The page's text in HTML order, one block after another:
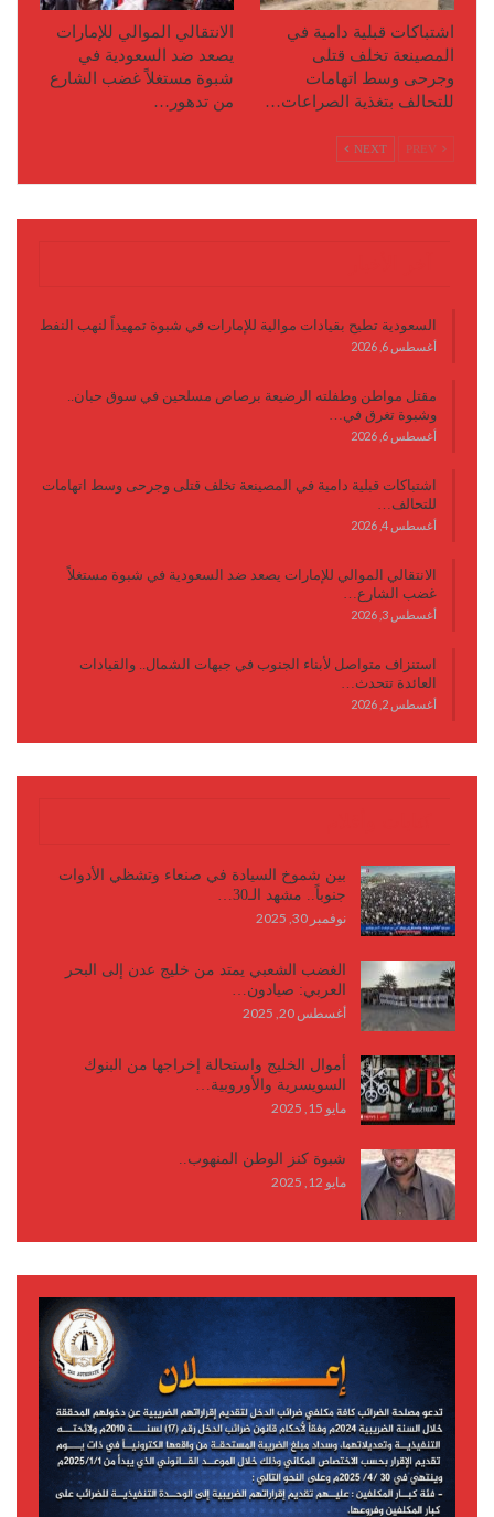
اشتباكات قبلية دامية في
المصينعة تخلف قتلى
وجرحى وسط اتهامات
للتحالف بتغذية الصراعات…
الانتقالي الموالي للإمارات
يصعد ضد السعودية في
شبوة مستغلاً غضب الشارع
من تدهور…
NEXT
السعودية تطيح بقيادات موالية للإمارات في شبوة تمهيداً لنهب النفط
أغسطس 6, 2026
مقتل مواطن وطفلته الرضيعة برصاص مسلحين في سوق حبان..
وشبوة تغرق في…
أغسطس 6, 2026
اشتباكات قبلية دامية في المصينعة تخلف قتلى وجرحى وسط اتهامات
للتحالف…
أغسطس 4, 2026
الانتقالي الموالي للإمارات يصعد ضد السعودية في شبوة مستغلاً
غضب الشارع…
أغسطس 3, 2026
استنزاف متواصل لأبناء الجنوب في جبهات الشمال.. والقيادات
العائدة تتحدث…
أغسطس 2, 2026
بين شموخ السيادة في صنعاء وتشظي الأدوات
جنوباً.. مشهد الـ30…
نوفمبر 30, 2025
الغضب الشعبي يمتد من خليج عدن إلى البحر
العربي: صيادون…
أغسطس 20, 2025
أموال الخليج واستحالة إخراجها من البنوك
السويسرية والأوروبية…
مايو 15, 2025
شبوة كنز الوطن المنهوب..
مايو 12, 2025